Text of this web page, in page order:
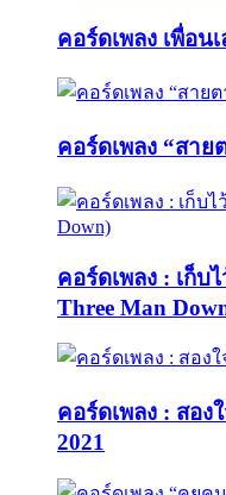
คอร์ดเพลง เพื่อน
คอร์ดเพลง “สา
คอร์ดเพลง : เก็บ
Three Man
คอร์ดเพลง : สอง
2021